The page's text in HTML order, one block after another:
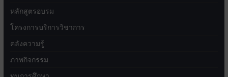
หลักสูตรอบรม
โครงการบริการวิชาการ
คลังความรู้
ภาพกิจกรรม